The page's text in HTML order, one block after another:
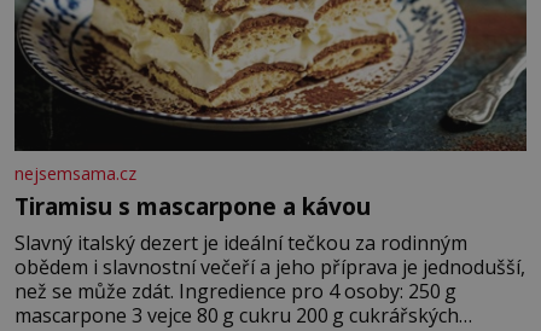
nejsemsama.cz
Tiramisu s mascarpone a kávou
Slavný italský dezert je ideální tečkou za rodinným
obědem i slavnostní večeří a jeho příprava je jednodušší,
než se může zdát. Ingredience pro 4 osoby: 250 g
mascarpone 3 vejce 80 g cukru 200 g cukrářských